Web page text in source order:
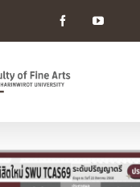
FacebookYouTube